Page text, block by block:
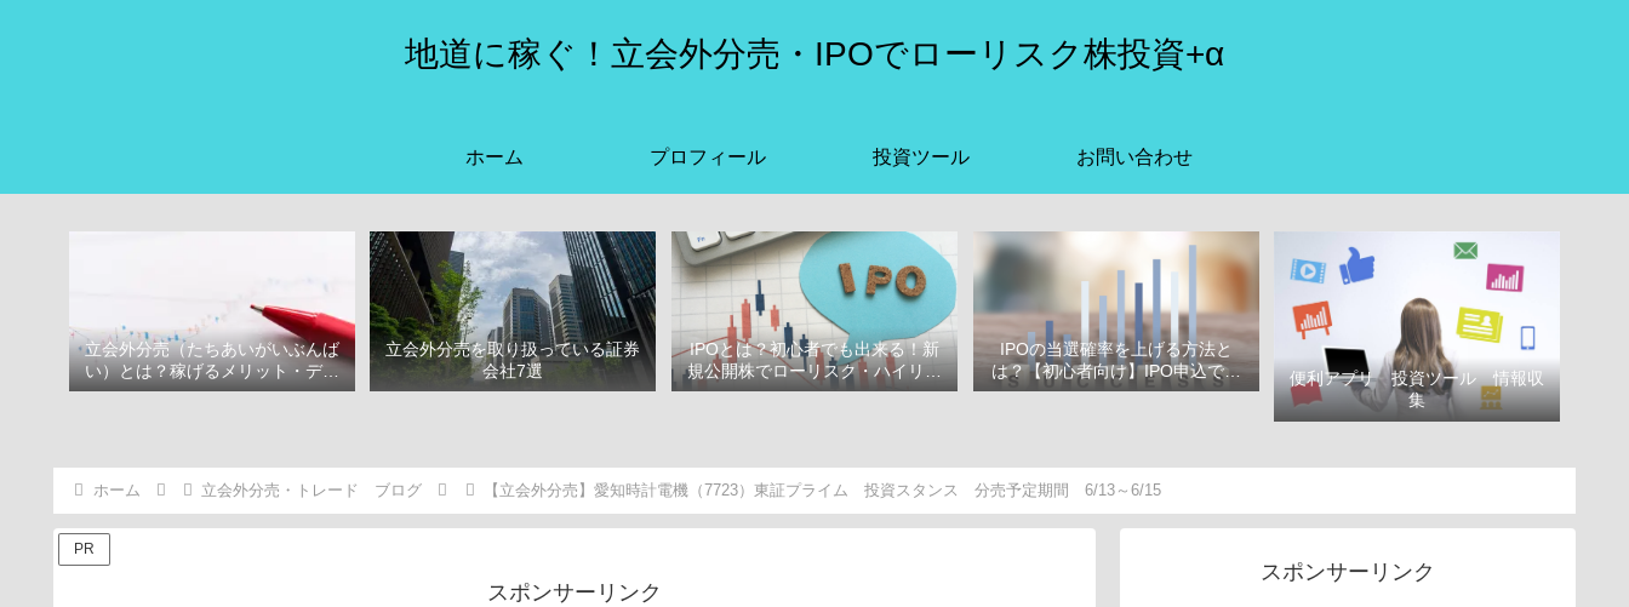
地道に稼ぐ！立会外分売・IPOでローリスク株投資+α
ホーム プロフィール 投資ツール お問い合わせ
立会外分売（たちあいがいぶんば
い）とは？稼げるメリット・デメ
リット
立会外分売を取り扱っている証券
会社7選
IPOとは？初心者でも出来る！新
規公開株でローリスク・ハイリタ
ーン投資をはじめよう！
IPOの当選確率を上げる方法と
は？【初心者向け】IPO申込で選
ぶべき証券会社
便利アプリ 投資ツール 情報収
集
ホーム 立会外分売・トレード ブログ 【立会外分売】愛知時計電機（7723）東証プライム 投資スタンス 分売予定期間 6/13～6/15
PR
スポンサーリンク
スポンサーリンク